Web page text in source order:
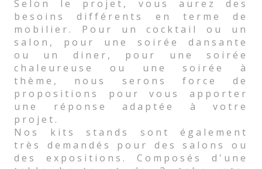
Selon le projet, vous aurez des
besoins différents en terme de
mobilier. Pour un cocktail ou un
salon, pour une soirée dansante
ou un diner, pour une soirée
chaleureuse ou une soirée à
thème, nous serons force de
propositions pour vous apporter
une réponse adaptée à votre
projet.
Nos kits stands sont également
très demandés pour des salons ou
des expositions. Composés d'une